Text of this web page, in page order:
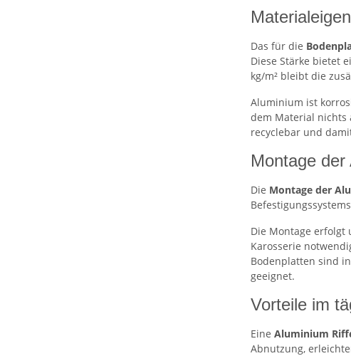
Das für die
Diese Stärke bietet
kg/m² bleibt die
Aluminium ist
dem Material nichts
recyclebar und
Montage
Die Montage der
Die Montage erfolgt
Karosserie
Bodenplatten sind
geeignet.
Vorteile im
Eine Aluminium
Abnutzung,